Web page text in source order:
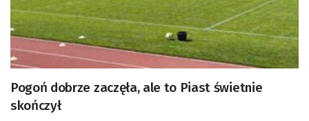
Pogoń dobrze zaczęła, ale to Piast świetnie
skończył